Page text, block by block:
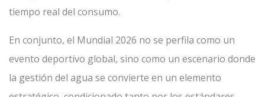
tiempo real del consumo.
En conjunto, el Mundial 2026 no se perfila como un
evento deportivo global, sino como un escenario donde
la gestión del agua se convierte en un elemento